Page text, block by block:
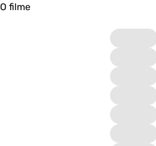
O filme